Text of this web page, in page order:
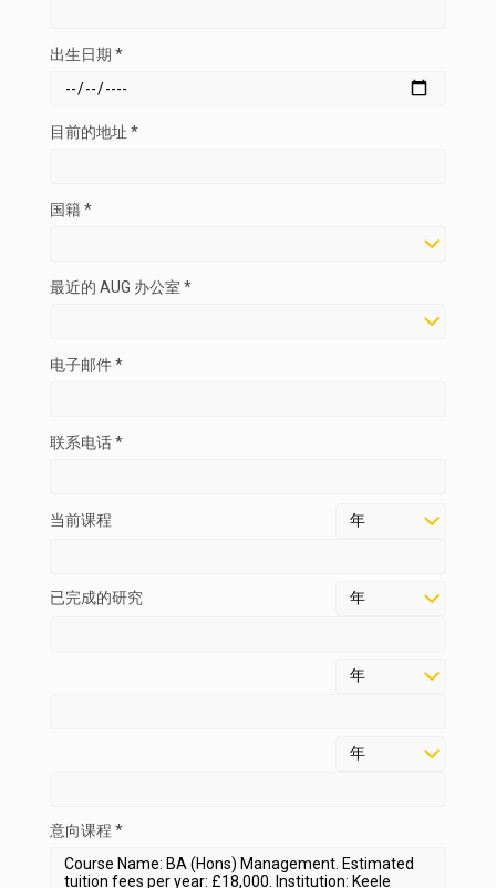
出生日期 *
目前的地址 *
国籍 *
最近的 AUG 办公室 *
电子邮件 *
联系电话 *
当前课程
已完成的研究
意向课程 *